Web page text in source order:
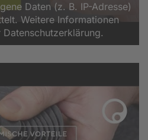
Daten (z. B. IP-Adresse)
Weitere Informationen